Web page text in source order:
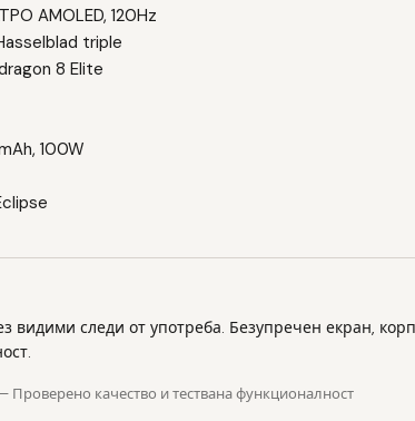
AMOLED, 120Hz
triple
8 Elite
100W
видими следи от употреба. Безупречен екран,
Проверено качество и тествана функционалност